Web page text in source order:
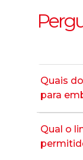
Quais
para
Qual o